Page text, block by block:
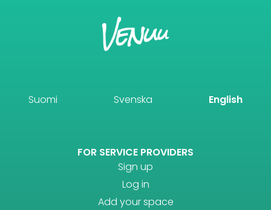
Suomi Svenska English
FOR SERVICE PROVIDERS
Sign up
Log in
Add your space